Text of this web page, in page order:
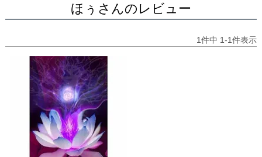
ほぅさんのレビュー
1件中 1-1件表示